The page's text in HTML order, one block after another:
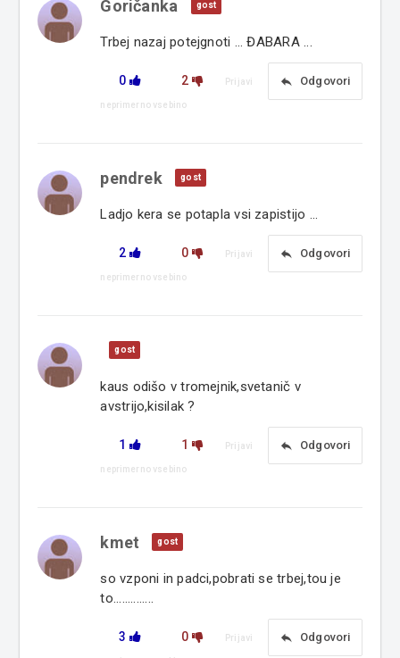
Goričanka gost
Trbej nazaj potejgnoti ... ĐABARA ...
0 2 reply Odgovori
Prijavi
neprimerno vsebino
pendrek gost
Ladjo kera se potapla vsi zapistijo ...
2 0 reply Odgovori
Prijavi
neprimerno vsebino
gost
kaus odišo v tromejnik,svetanič v
avstrijo,kisilak ?
1 1 reply Odgovori
Prijavi
neprimerno vsebino
kmet gost
so vzponi in padci,pobrati se trbej,tou je
to..............
3 0 reply Odgovori
Prijavi